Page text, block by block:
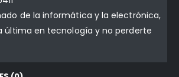
de la informática y la electrónica,
última en tecnología y no perderte